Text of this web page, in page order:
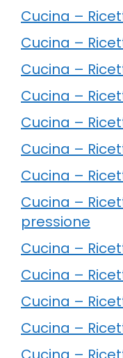
Cucina –
Cucina –
Cucina –
Cucina –
Cucina –
Cucina –
Cucina –
Cucina –
pressione
Cucina –
Cucina –
Cucina –
Cucina –